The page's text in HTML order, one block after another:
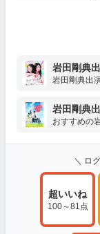
岩田剛典
岩田剛典出
岩田剛典
おすすめの
＼ ロ
超いいね
100～81点